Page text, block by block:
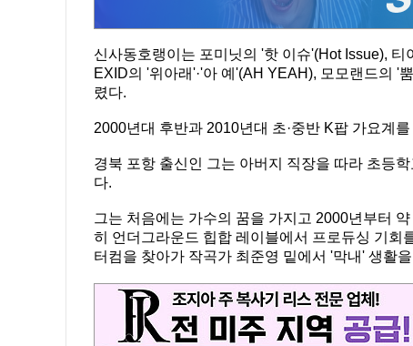
신사동호랭이는 포미닛의 '핫 이슈'(Hot Issue),
EXID의 '위아래'·'아 예'(AH YEAH), 모모랜드의 '
렸다.
2000년대 후반과 2010년대 초·중반 K팝 가요계
경북 포항 출신인 그는 아버지 직장을 따라 초등
다.
그는 처음에는 가수의 꿈을 가지고 2000년부터
히 언더그라운드 힙합 레이블에서 프로듀싱 기회
터컴을 찾아가 작곡가 최준영 밑에서 '막내' 생활